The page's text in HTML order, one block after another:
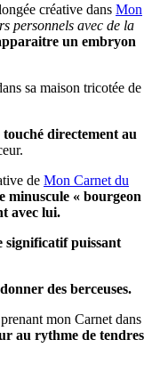
créative dans Mon
personnels avec de la
un embryon
sa maison tricotée de
directement au
de Mon Carnet du
minuscule « bourgeon
avec lui.
significatif puissant
des berceuses.
mon Carnet dans
au rythme de tendres